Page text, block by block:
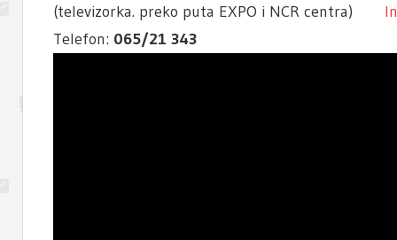
(televizorka. preko puta EXPO i NCR centra)
Telefon: 065/21 343